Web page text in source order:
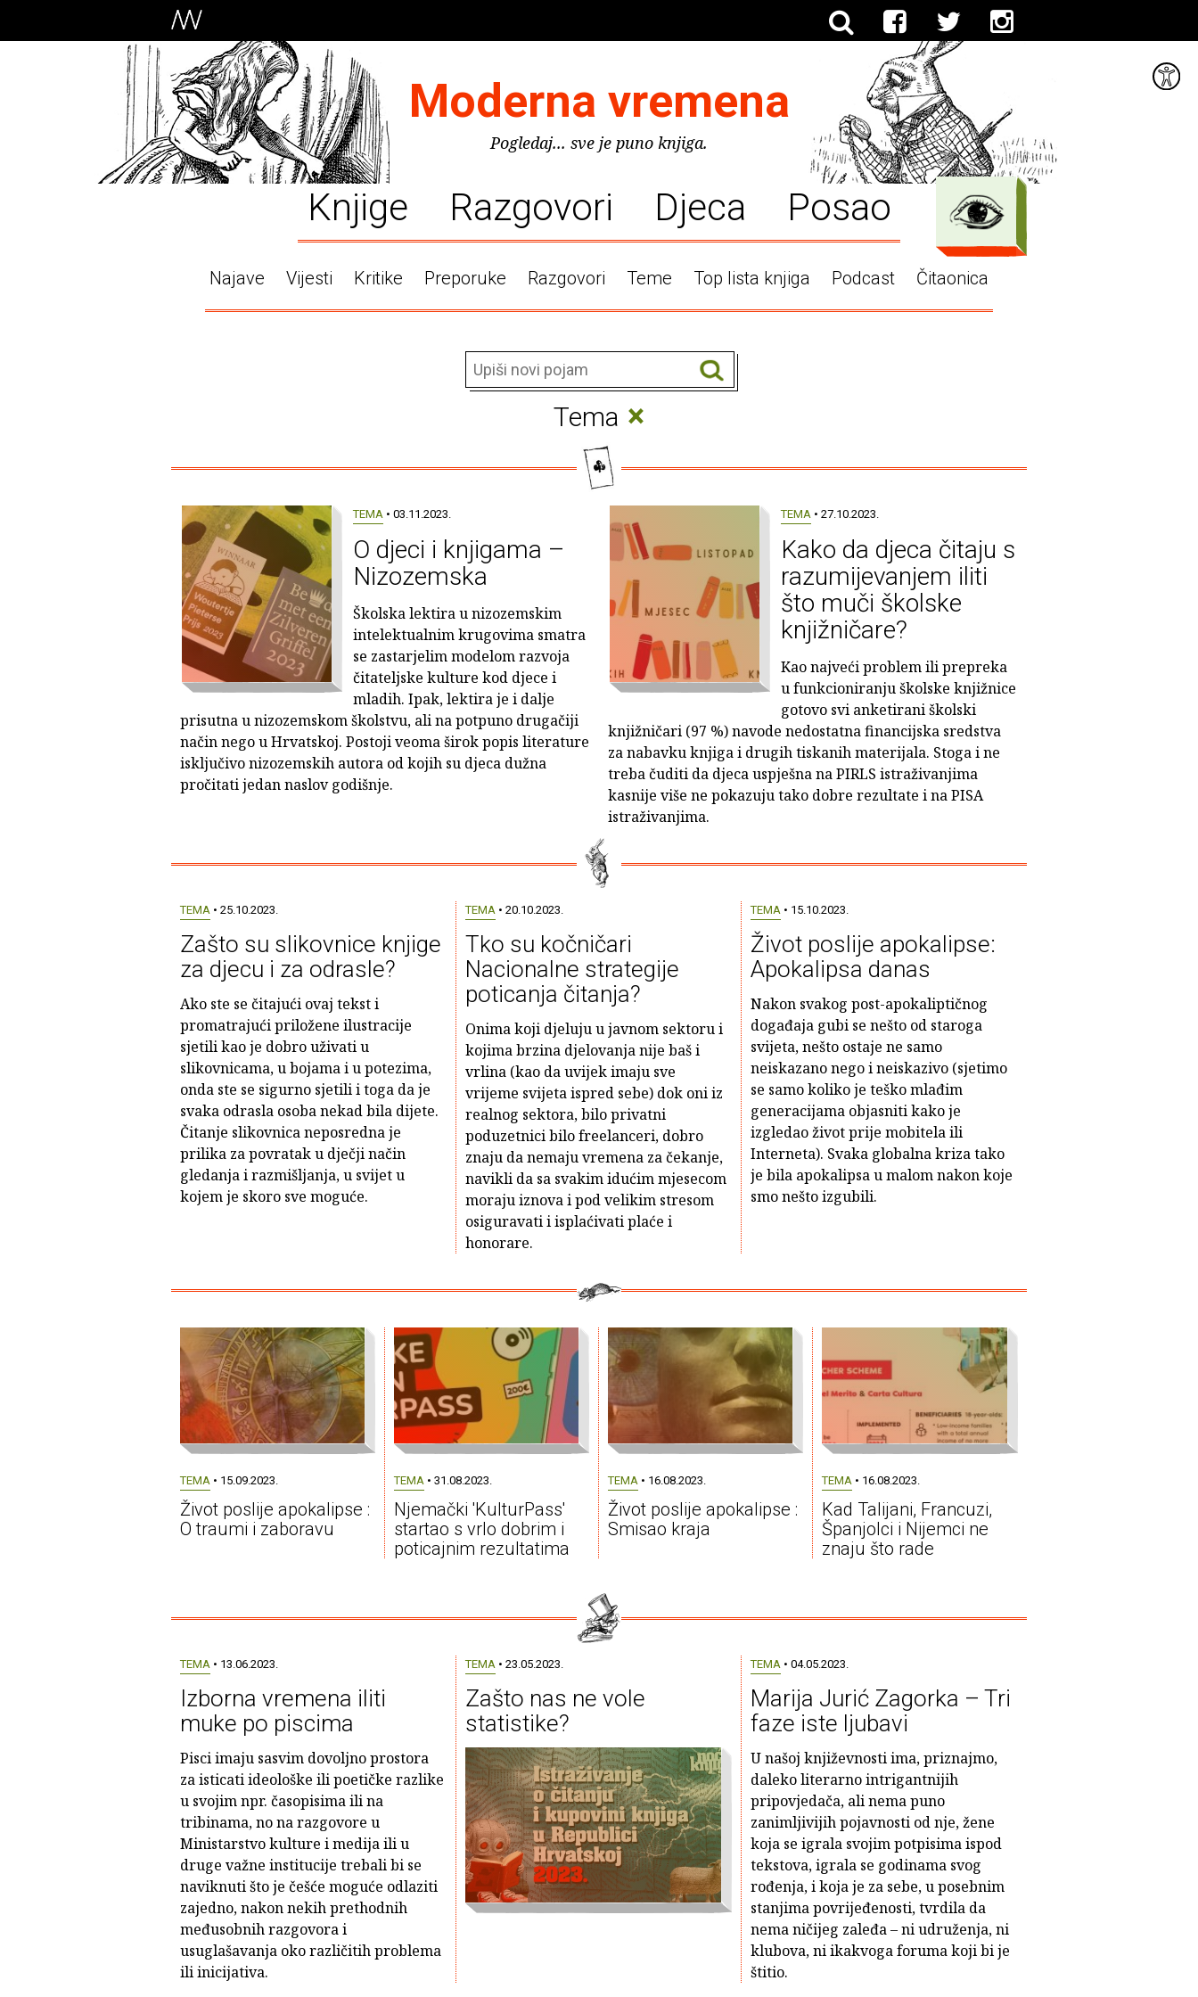
Moderna vremena
Pogledaj... sve je puno knjiga.
Knjige Razgovori Djeca Posao
Najave Vijesti Kritike Preporuke Razgovori Teme Top lista knjiga Podcast Čitaonica
Tema ×
TEMA • 03.11.2023.
O djeci i knjigama –
Nizozemska
Školska lektira u nizozemskim
intelektualnim krugovima smatra
se zastarjelim modelom razvoja
čitateljske kulture kod djece i
mladih. Ipak, lektira je i dalje
prisutna u nizozemskom školstvu, ali na potpuno drugačiji
način nego u Hrvatskoj. Postoji veoma širok popis literature
isključivo nizozemskih autora od kojih su djeca dužna
pročitati jedan naslov godišnje.
TEMA • 27.10.2023.
Kako da djeca čitaju s
razumijevanjem iliti
što muči školske
knjižničare?
Kao najveći problem ili prepreka
u funkcioniranju školske knjižnice
gotovo svi anketirani školski
knjižničari (97 %) navode nedostatna financijska sredstva
za nabavku knjiga i drugih tiskanih materijala. Stoga i ne
treba čuditi da djeca uspješna na PIRLS istraživanjima
kasnije više ne pokazuju tako dobre rezultate i na PISA
istraživanjima.
TEMA• 25.10.2023.
Zašto su slikovnice knjige
za djecu i za odrasle?
Ako ste se čitajući ovaj tekst i
promatrajući priložene ilustracije
sjetili kao je dobro uživati u
slikovnicama, u bojama i u potezima,
onda ste se sigurno sjetili i toga da je
svaka odrasla osoba nekad bila dijete.
Čitanje slikovnica neposredna je
prilika za povratak u dječji način
gledanja i razmišljanja, u svijet u
kojem je skoro sve moguće.
TEMA• 20.10.2023.
Tko su kočničari
Nacionalne strategije
poticanja čitanja?
Onima koji djeluju u javnom sektoru i
kojima brzina djelovanja nije baš i
vrlina (kao da uvijek imaju sve
vrijeme svijeta ispred sebe) dok oni iz
realnog sektora, bilo privatni
poduzetnici bilo freelanceri, dobro
znaju da nemaju vremena za čekanje,
navikli da sa svakim idućim mjesecom
moraju iznova i pod velikim stresom
osiguravati i isplaćivati plaće i
honorare.
TEMA• 15.10.2023.
Život poslije apokalipse:
Apokalipsa danas
Nakon svakog post-apokaliptičnog
događaja gubi se nešto od staroga
svijeta, nešto ostaje ne samo
neiskazano nego i neiskazivo (sjetimo
se samo koliko je teško mlađim
generacijama objasniti kako je
izgledao život prije mobitela ili
Interneta). Svaka globalna kriza tako
je bila apokalipsa u malom nakon koje
smo nešto izgubili.
TEMA • 15.09.2023.
Život poslije apokalipse :
O traumi i zaboravu
TEMA • 31.08.2023.
Njemački 'KulturPass'
startao s vrlo dobrim i
poticajnim rezultatima
TEMA • 16.08.2023.
Život poslije apokalipse :
Smisao kraja
TEMA • 16.08.2023.
Kad Talijani, Francuzi,
Španjolci i Nijemci ne
znaju što rade
TEMA• 13.06.2023.
Izborna vremena iliti
muke po piscima
Pisci imaju sasvim dovoljno prostora
za isticati ideološke ili poetičke razlike
u svojim npr. časopisima ili na
tribinama, no na razgovore u
Ministarstvo kulture i medija ili u
druge važne institucije trebali bi se
naviknuti što je češće moguće odlaziti
zajedno, nakon nekih prethodnih
međusobnih razgovora i
usuglašavanja oko različitih problema
ili inicijativa.
TEMA• 23.05.2023.
Zašto nas ne vole
statistike?
TEMA• 04.05.2023.
Marija Jurić Zagorka – Tri
faze iste ljubavi
U našoj književnosti ima, priznajmo,
daleko literarno intrigantnijih
pripovjedača, ali nema puno
zanimljivijih pojavnosti od nje, žene
koja se igrala svojim potpisima ispod
tekstova, igrala se godinama svog
rođenja, i koja je za sebe, u posebnim
stanjima povrijeđenosti, tvrdila da
nema ničijeg zaleđa – ni udruženja, ni
klubova, ni ikakvoga foruma koji bi je
štitio.